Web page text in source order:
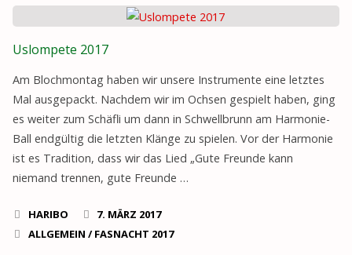
TOLLE
FASNACHT"
Uslompete 2017
Am Blochmontag haben wir unsere Instrumente eine letztes
Mal ausgepackt. Nachdem wir im Ochsen gespielt haben, ging
es weiter zum Schäfli um dann in Schwellbrunn am Harmonie-
Ball endgültig die letzten Klänge zu spielen. Vor der Harmonie
ist es Tradition, dass wir das Lied „Gute Freunde kann
niemand trennen, gute Freunde …
HARIBO
7. MÄRZ 2017
ALLGEMEIN /FASNACHT 2017